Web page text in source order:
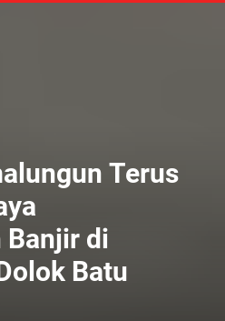
Terus
Banjir di
Batu